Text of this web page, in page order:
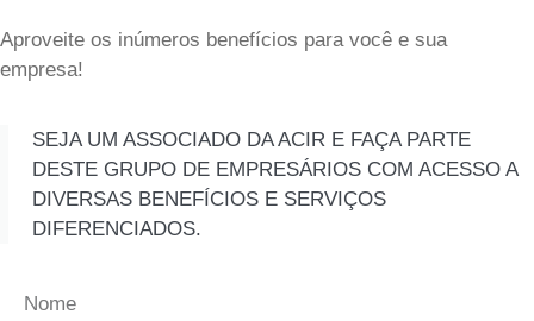
Aproveite os inúmeros benefícios para você e sua
empresa!
SEJA UM ASSOCIADO DA ACIR E FAÇA PARTE
DESTE GRUPO DE EMPRESÁRIOS COM ACESSO A
DIVERSAS BENEFÍCIOS E SERVIÇOS
DIFERENCIADOS.